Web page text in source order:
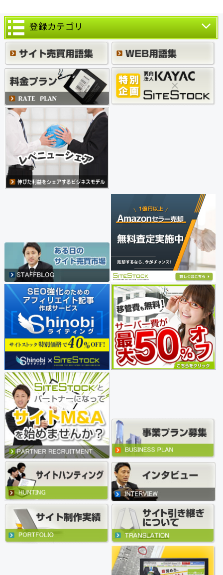
登録カテゴリ
売却案件一覧(6811)
ビジネス (2302)
ショッピング (1257)
学校・教育・資格 (390)
エンタメ・芸能・音楽 (1996)
ニュース・情報 (1076)
ファッション・美容 (1152)
車・バイク (172)
グルメ・食品 (16)
金融・仮想通貨 (51)
人材・転職 (20)
不動産 (11)
医療・健康・介護・福祉 (19)